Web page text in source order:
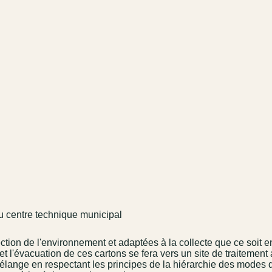
centre technique municipal
de l'environnement et adaptées à la collecte que ce soit
l'évacuation de ces cartons se fera vers un site de
en respectant les principes de la hiérarchie des